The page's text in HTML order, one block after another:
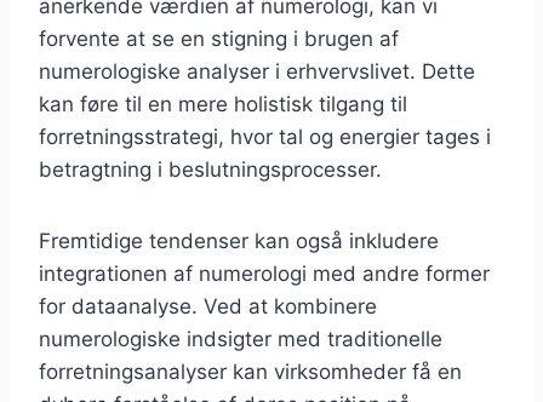
anerkende værdien af numerologi, kan vi
forvente at se en stigning i brugen af
numerologiske analyser i erhvervslivet. Dette
kan føre til en mere holistisk tilgang til
forretningsstrategi, hvor tal og energier tages i
betragtning i beslutningsprocesser.
Fremtidige tendenser kan også inkludere
integrationen af numerologi med andre former
for dataanalyse. Ved at kombinere
numerologiske indsigter med traditionelle
forretningsanalyser kan virksomheder få en